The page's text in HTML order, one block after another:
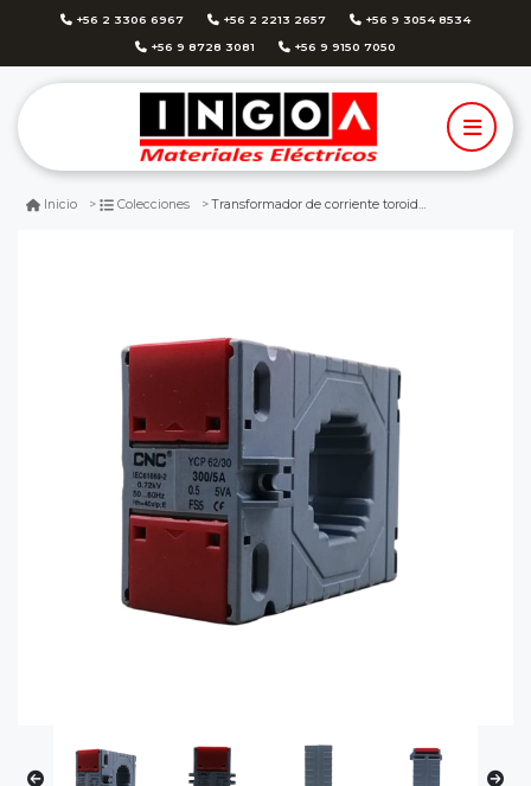
+56 2 3306 6967 +56 2 2213 2657 +56 9 3054 8534
+56 9 8728 3081 +56 9 9150 7050
Inicio Colecciones Transformador de corriente toroide 300/5a clase 0.5 cnc